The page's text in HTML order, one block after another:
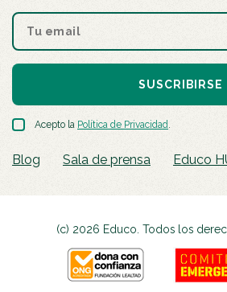
SUSCRIBIRSE
Acepto la Política de Privacidad.
Blog Sala de prensa Educo
(c) 2026 Educo. Todos los